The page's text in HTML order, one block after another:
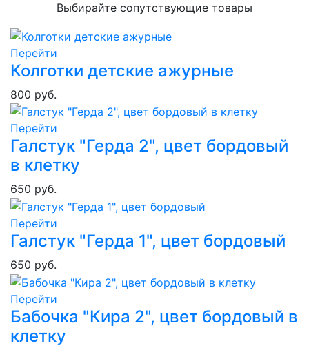
Выбирайте сопутствующие товары
Перейти
Колготки детские ажурные
800 руб.
Перейти
Галстук "Герда 2", цвет бордовый
в клетку
650 руб.
Перейти
Галстук "Герда 1", цвет бордовый
650 руб.
Перейти
Бабочка "Кира 2", цвет бордовый в
клетку